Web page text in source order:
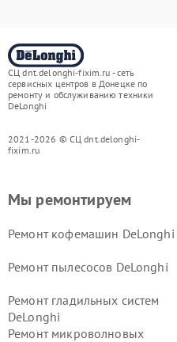
СЦ dnt.delonghi-fixim.ru - сеть
сервисных центров в Донецке по
ремонту и обслуживанию техники
DeLonghi
2021-2026 © СЦ dnt.delonghi-
fixim.ru
Мы ремонтируем
Ремонт кофемашин DeLonghi
Ремонт пылесосов DeLonghi
Ремонт гладильных систем
DeLonghi
Ремонт микроволновых